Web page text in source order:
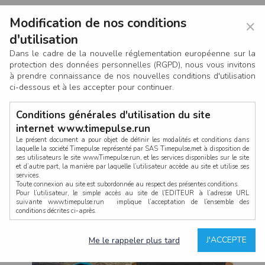
CONNEXION
×
Modification de nos conditions
d'utilisation
Dans le cadre de la nouvelle réglementation européenne sur la
protection des données personnelles (RGPD), nous vous invitons
à prendre connaissance de nos nouvelles conditions d'utilisation
ci-dessous et à les accepter pour continuer.
Conditions générales d'utilisation du site
internet www.timepulse.run
Le présent document a pour objet de définir les modalités et conditions dans
laquelle la société Timepulse représenté par SAS Timepulse,met à disposition de
ses utilisateurs le site www.Timepulse.run, et les services disponibles sur le site
et d’autre part, la manière par laquelle l’utilisateur accède au site et utilise ses
services.
Toute connexion au site est subordonnée au respect des présentes conditions.
Pour l’utilisateur, le simple accès au site de l’EDITEUR à l’adresse URL
suivante www.timepulse.run implique l’acceptation de l’ensemble des
conditions décrites ci-après.
La structure générale du site www.timepulse.run, par quelque procédé que ce
soit, sans l'autorisation préalable et par écrit de Fourcherot Mickael et/ou de ses
J'ACCEPTE
Me le rappeler plus tard